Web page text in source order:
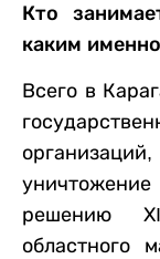
Кто
каким
Всего в
решению
областного